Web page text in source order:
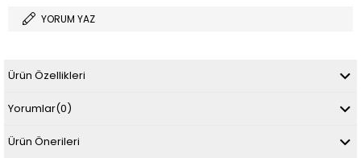
YORUM YAZ
Ürün Özellikleri
Yorumlar(0)
Ürün Önerileri